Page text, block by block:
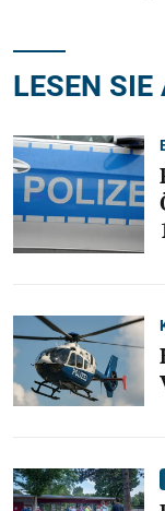
LESEN SIE